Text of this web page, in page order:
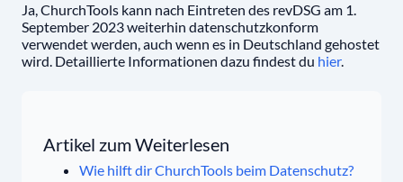
Ja, ChurchTools kann nach Eintreten des revDSG am 1.
September 2023 weiterhin datenschutzkonform
verwendet werden, auch wenn es in Deutschland gehostet
wird. Detaillierte Informationen dazu findest du hier.
Artikel zum Weiterlesen
Wie hilft dir ChurchTools beim Datenschutz?